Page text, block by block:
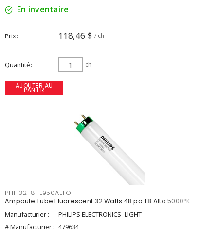
En inventaire
Prix 118,46 $ / ch
Quantité ch
AJOUTER AU
PANIER
PHIF32T8TL950ALTO
Ampoule Tube Fluorescent 32 Watts 48 po T8 Alto 5000°K
Manufacturier :
PHILIPS ELECTRONICS -LIGHT
# Manufacturier : 479634